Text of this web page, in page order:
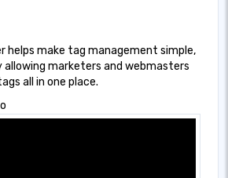
helps make tag management simple,
allowing marketers and webmasters
all in one place.